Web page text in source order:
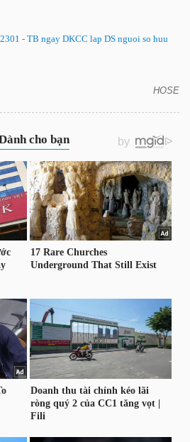
- TB ngay DKCC lap DS nguoi so huu
HOSE